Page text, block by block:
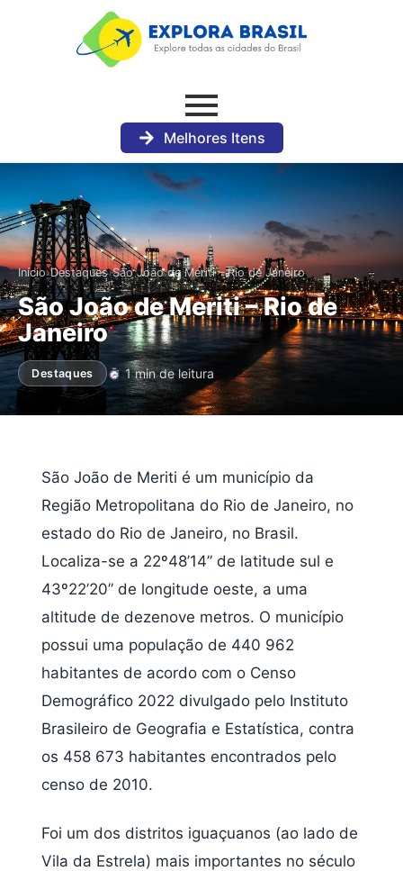
Melhores Itens
Início›Destaques›São João de Meriti – Rio de Janeiro
São João de Meriti – Rio de
Janeiro
Destaques 1 min de leitura
São João de Meriti é um município da
Região Metropolitana do Rio de Janeiro, no
estado do Rio de Janeiro, no Brasil.
Localiza-se a 22º48’14” de latitude sul e
43º22’20” de longitude oeste, a uma
altitude de dezenove metros. O município
possui uma população de 440 962
habitantes de acordo com o Censo
Demográfico 2022 divulgado pelo Instituto
Brasileiro de Geografia e Estatística, contra
os 458 673 habitantes encontrados pelo
censo de 2010.
Foi um dos distritos iguaçuanos (ao lado de
Vila da Estrela) mais importantes no século